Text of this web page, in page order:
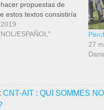
propuestas de
estos textos consistiría
en un llamado a la
las diferentes
ESPAÑOL"
27
CNT-AIT : QUI SOMMES